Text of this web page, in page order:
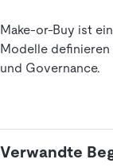
Make-or-Buy ist
Modelle definieren
und Governance.
Verwandte